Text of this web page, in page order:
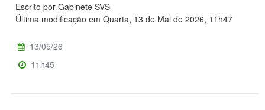
Escrito por Gabinete SVS
Última modificação em Quarta, 13 de Mai de 2026, 11h47
13/05/26
11h45